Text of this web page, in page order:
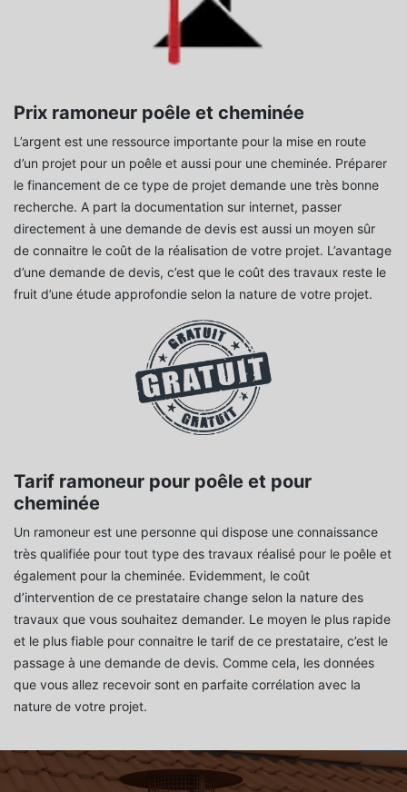
Prix ramoneur poêle et cheminée
L’argent est une ressource importante pour la mise en route
d’un projet pour un poêle et aussi pour une cheminée. Préparer
le financement de ce type de projet demande une très bonne
recherche. A part la documentation sur internet, passer
directement à une demande de devis est aussi un moyen sûr
de connaitre le coût de la réalisation de votre projet. L’avantage
d’une demande de devis, c’est que le coût des travaux reste le
fruit d’une étude approfondie selon la nature de votre projet.
Tarif ramoneur pour poêle et pour
cheminée
Un ramoneur est une personne qui dispose une connaissance
très qualifiée pour tout type des travaux réalisé pour le poêle et
également pour la cheminée. Evidemment, le coût
d’intervention de ce prestataire change selon la nature des
travaux que vous souhaitez demander. Le moyen le plus rapide
et le plus fiable pour connaitre le tarif de ce prestataire, c’est le
passage à une demande de devis. Comme cela, les données
que vous allez recevoir sont en parfaite corrélation avec la
nature de votre projet.